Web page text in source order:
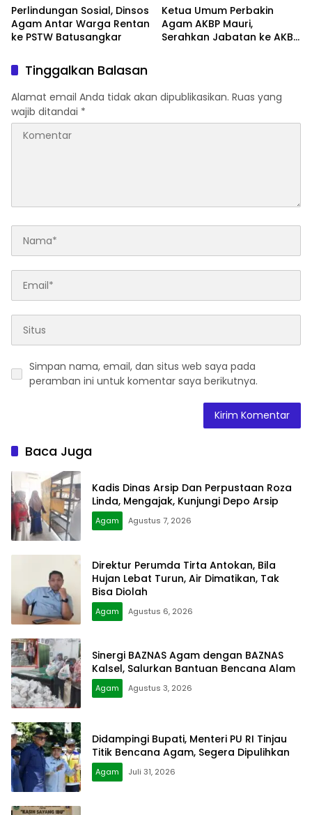
Perlindungan Sosial, Dinsos
Agam Antar Warga Rentan
ke PSTW Batusangkar
Ketua Umum Perbakin
Agam AKBP Mauri,
Serahkan Jabatan ke AKBP
Tinggalkan Balasan
Alamat email Anda tidak akan dipublikasikan. Ruas yang
wajib ditandai *
Simpan nama, email, dan situs web saya pada
peramban ini untuk komentar saya berikutnya.
Baca Juga
Kadis Dinas Arsip Dan Perpustaan Roza
Linda, Mengajak, Kunjungi Depo Arsip
Agam Agustus 7, 2026
Direktur Perumda Tirta Antokan, Bila
Hujan Lebat Turun, Air Dimatikan, Tak
Bisa Diolah
Agam Agustus 6, 2026
Sinergi BAZNAS Agam dengan BAZNAS
Kalsel, Salurkan Bantuan Bencana Alam
Agam Agustus 3, 2026
Didampingi Bupati, Menteri PU RI Tinjau
Titik Bencana Agam, Segera Dipulihkan
Agam Juli 31, 2026